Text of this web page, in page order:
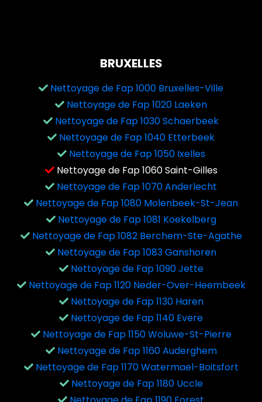
BRUXELLES
Nettoyage de Fap 1000 Bruxelles-Ville
Nettoyage de Fap 1020 Laeken
Nettoyage de Fap 1030 Schaerbeek
Nettoyage de Fap 1040 Etterbeek
Nettoyage de Fap 1050 Ixelles
Nettoyage de Fap 1060 Saint-Gilles
Nettoyage de Fap 1070 Anderlecht
Nettoyage de Fap 1080 Molenbeek-St-Jean
Nettoyage de Fap 1081 Koekelberg
Nettoyage de Fap 1082 Berchem-Ste-Agathe
Nettoyage de Fap 1083 Ganshoren
Nettoyage de Fap 1090 Jette
Nettoyage de Fap 1120 Neder-Over-Heembeek
Nettoyage de Fap 1130 Haren
Nettoyage de Fap 1140 Evere
Nettoyage de Fap 1150 Woluwe-St-Pierre
Nettoyage de Fap 1160 Auderghem
Nettoyage de Fap 1170 Watermael-Boitsfort
Nettoyage de Fap 1180 Uccle